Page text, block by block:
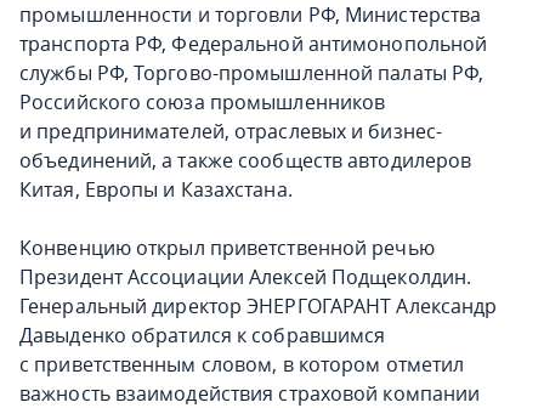
промышленности и торговли РФ, Министерства
транспорта РФ, Федеральной антимонопольной
службы РФ, Торгово-промышленной палаты РФ,
Российского союза промышленников
и предпринимателей, отраслевых и бизнес-
объединений, а также сообществ автодилеров
Китая, Европы и Казахстана.
Конвенцию открыл приветственной речью
Президент Ассоциации Алексей Подщеколдин.
Генеральный директор ЭНЕРГОГАРАНТ Александр
Давыденко обратился к собравшимся
с приветственным словом, в котором отметил
важность взаимодействия страховой компании